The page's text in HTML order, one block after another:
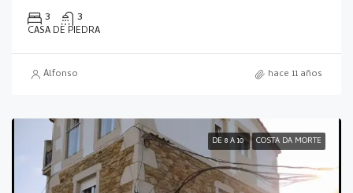
3 3
CASA DE PIEDRA
Alfonso hace 11 años
DE 8 A 10 COSTA DA MORTE